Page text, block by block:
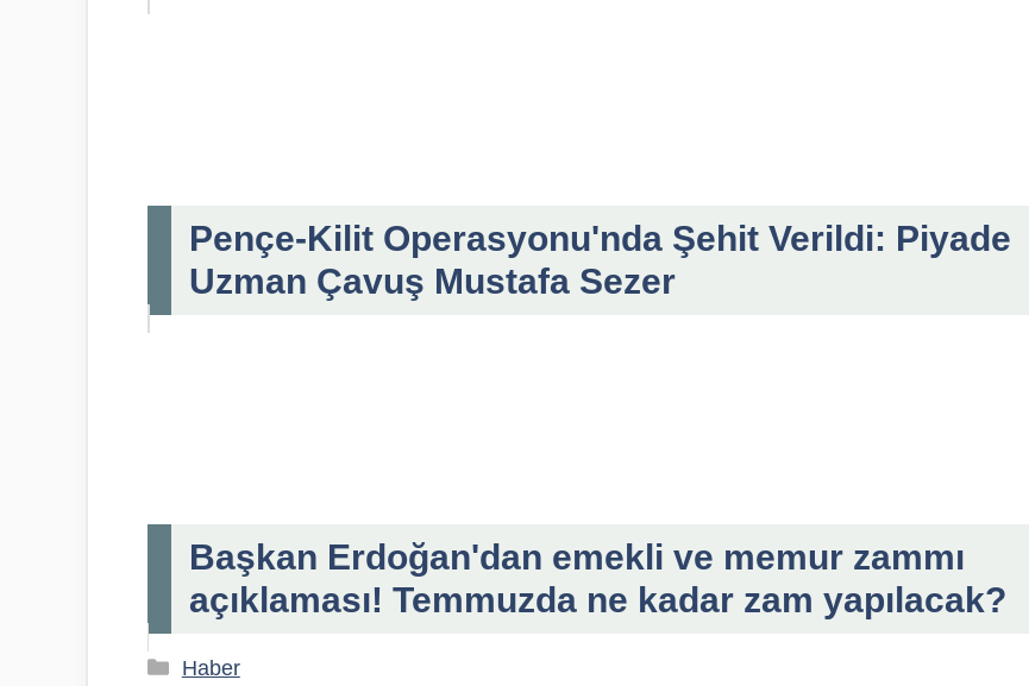
Pençe-Kilit Operasyonu'nda Şehit Verildi: Piyade
Uzman Çavuş Mustafa Sezer
Başkan Erdoğan'dan emekli ve memur zammı
açıklaması! Temmuzda ne kadar zam yapılacak?
Kategoriler
Haber